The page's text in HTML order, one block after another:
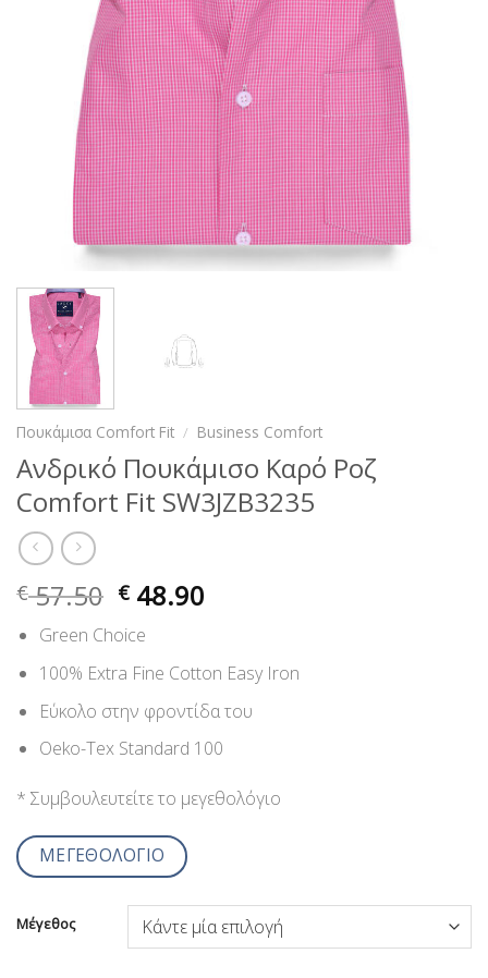
Πουκάμισα Comfort Fit / Business Comfort
Ανδρικό Πουκάμισο Καρό Ροζ
Comfort Fit SW3JZB3235
€57.50 € 48.90
Green Choice
100% Extra Fine Cotton Easy Iron
Εύκολο στην φροντίδα του
Oeko-Tex Standard 100
* Συμβουλευτείτε το μεγεθολόγιο
ΜΕΓΕΘΟΛΟΓΙΟ
Μέγεθος